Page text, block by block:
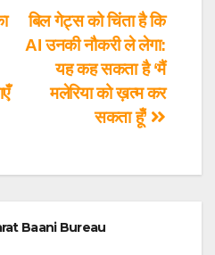
बिल गेट्स को चिंता है कि
AI उनकी नौकरी ले लेगा:
यह कह सकता है ‘मैं
मलेरिया को ख़त्म कर
सकता हूँ’
Baani Bureau